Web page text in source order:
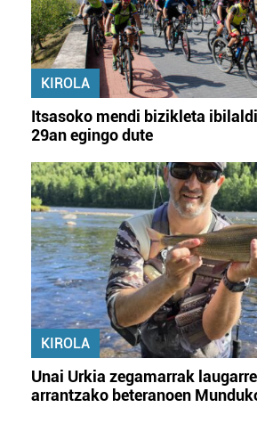
KIROLA
Itsasoko mendi bizikleta
29an egingo dute
KIROLA
Unai Urkia zegamarrak
arrantzako beteranoen